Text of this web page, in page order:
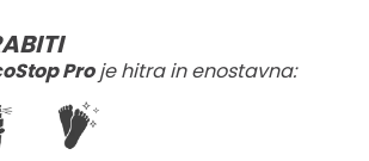
Proje hitra in enostavna: